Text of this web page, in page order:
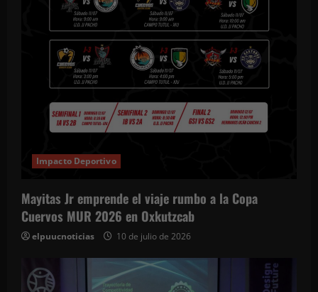
Impacto Deportivo
Mayitas Jr emprende el viaje rumbo a la Copa
Cuervos MUR 2026 en Oxkutzcab
elpuucnoticias 10 de julio de 2026